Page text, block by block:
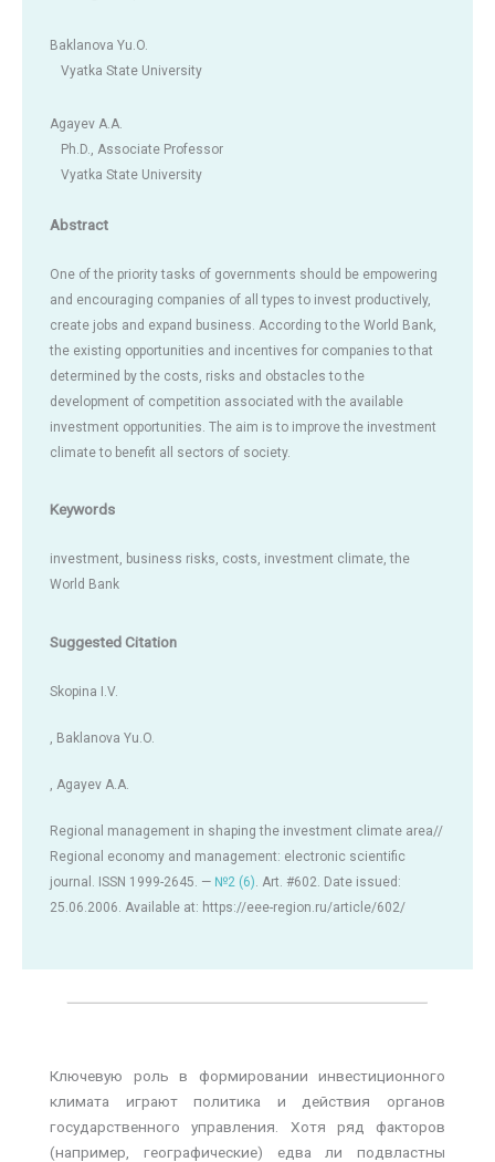
Baklanova Yu.O.
Vyatka State University
Agayev A.A.
Ph.D., Associate Professor
Vyatka State University
Abstract
One of the priority tasks of governments should be empowering
and encouraging companies of all types to invest productively,
create jobs and expand business. According to the World Bank,
the existing opportunities and incentives for companies to that
determined by the costs, risks and obstacles to the
development of competition associated with the available
investment opportunities. The aim is to improve the investment
climate to benefit all sectors of society.
Keywords
investment, business risks, costs, investment climate, the
World Bank
Suggested Citation
Skopina I.V.
, Baklanova Yu.O.
, Agayev A.A.
Regional management in shaping the investment climate area//
Regional economy and management: electronic scientific
journal. ISSN 1999-2645. — №2 (6). Art. #602. Date issued:
25.06.2006. Available at: https://eee-region.ru/article/602/
Ключевую роль в формировании инвестиционного
климата играют политика и действия органов
государственного управления. Хотя ряд факторов
(например, географические) едва ли подвластны